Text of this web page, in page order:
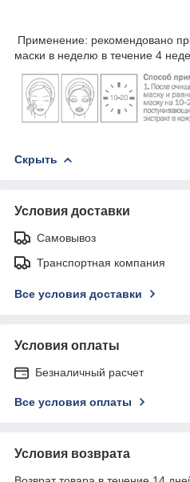
Применение: рекомендовано
маски в неделю в течение 4
Скрыть
Условия доставки
Самовывоз
Транспортная компания
Все условия доставки
Условия оплаты
Безналичный расчет
Все условия оплаты
Условия возврата